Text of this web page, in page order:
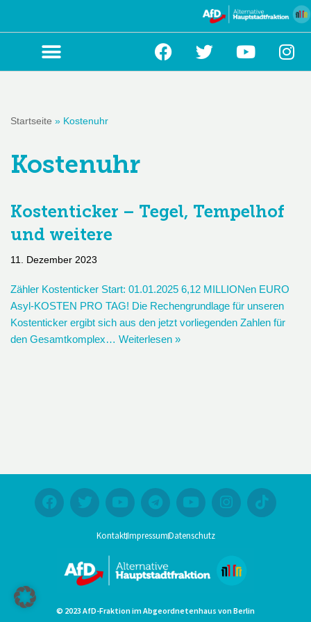
springen
Startseite » Kostenuhr
Kostenuhr
Kostenticker – Tegel, Tempelhof
und weitere
11. Dezember 2023
Zähler Kosten­ticker Start: 01.01.2025 6,12 MILLIONen EURO
Asyl-KOSTEN PRO TAG! Die Rechengrundlage für unseren
Kostenticker ergibt sich aus den jetzt vorliegenden Zahlen für
den Gesamtkomplex… Weiterlesen »
KontaktImpressumDatenschutz
© 2023 AfD-Fraktion im Abgeordnetenhaus von Berlin